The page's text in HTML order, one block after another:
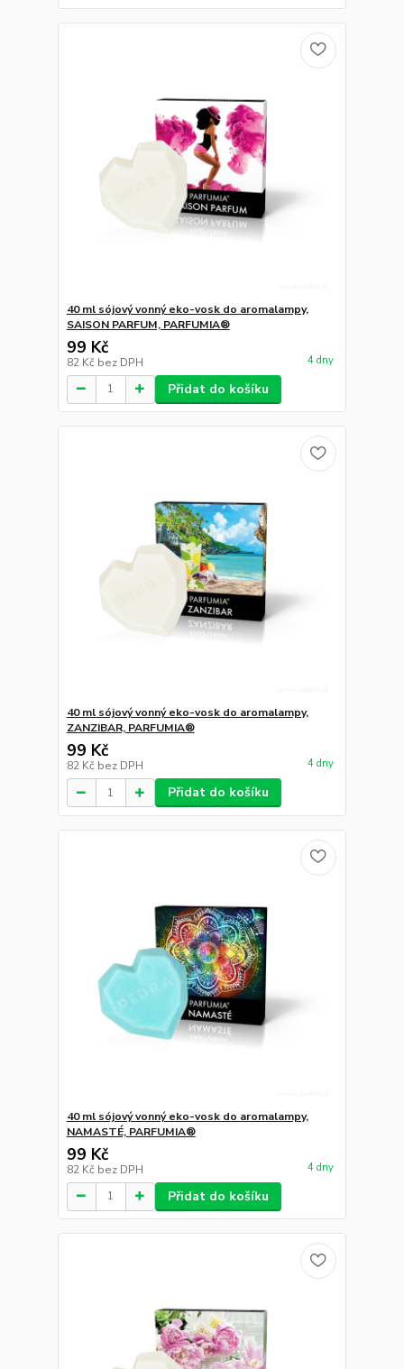
40 ml sójový vonný eko-vosk do aromalampy,
SAISON PARFUM, PARFUMIA®
99 Kč
82 Kč bez DPH 4 dny
Přidat do košíku
40 ml sójový vonný eko-vosk do aromalampy,
ZANZIBAR, PARFUMIA®
99 Kč
82 Kč bez DPH 4 dny
Přidat do košíku
40 ml sójový vonný eko-vosk do aromalampy,
NAMASTÉ, PARFUMIA®
99 Kč
82 Kč bez DPH 4 dny
Přidat do košíku